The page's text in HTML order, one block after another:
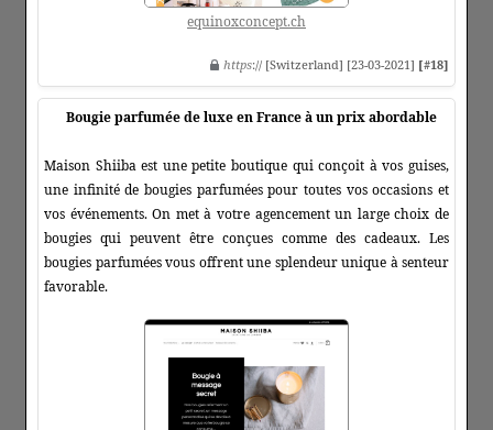
equinoxconcept.ch
https:// [Switzerland] [23-03-2021] [#18]
Bougie parfumée de luxe en France à un prix abordable
Maison Shiiba est une petite boutique qui conçoit à vos guises,
une infinité de bougies parfumées pour toutes vos occasions et
vos événements. On met à votre agencement un large choix de
bougies qui peuvent être conçues comme des cadeaux. Les
bougies parfumées vous offrent une splendeur unique à senteur
favorable.